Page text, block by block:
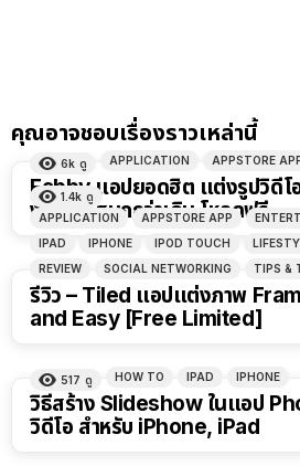
คุณอาจชอบเรื่องราวเหล่านี้
6k ดู APPLICATION APPSTORE
Fabby แอปยอดฮิต แต่งรูปวิดีโ
ง่ายและสนุกกว่าเดิม โหลดฟรี
1.4k ดู
APPLICATION
APPSTORE APP
IPAD
IPHONE IPOD TOUCH
REVIEW
SOCIAL NETWORKING TIPS &
รีวิว – Tiled แอปแต่งภาพ
and Easy [Free Limited]
517 ดู HOW TO IPAD IPHONE
วิธีสร้าง Slideshow ในแอป
วิดีโอ สำหรับ iPhone, iPad